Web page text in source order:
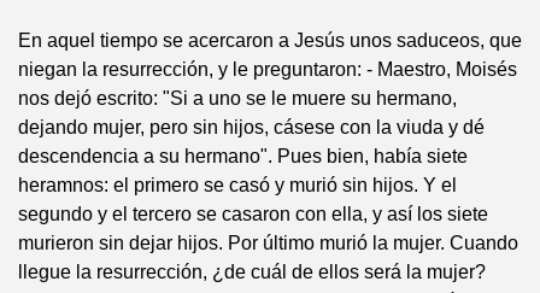
En aquel tiempo se acercaron a Jesús unos saduceos, que
niegan la resurrección, y le preguntaron: - Maestro, Moisés
nos dejó escrito: "Si a uno se le muere su hermano,
dejando mujer, pero sin hijos, cásese con la viuda y dé
descendencia a su hermano". Pues bien, había siete
heramnos: el primero se casó y murió sin hijos. Y el
segundo y el tercero se casaron con ella, y así los siete
murieron sin dejar hijos. Por último murió la mujer. Cuando
llegue la resurrección, ¿de cuál de ellos será la mujer?